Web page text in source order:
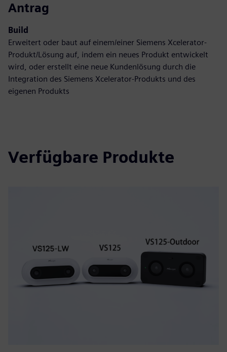
Antrag
Build
Erweitert oder baut auf einem/einer Siemens Xcelerator-
Produkt/Lösung auf, indem ein neues Produkt entwickelt
wird, oder erstellt eine neue Kundenlösung durch die
Integration des Siemens Xcelerator-Produkts und des
eigenen Produkts
Verfügbare Produkte